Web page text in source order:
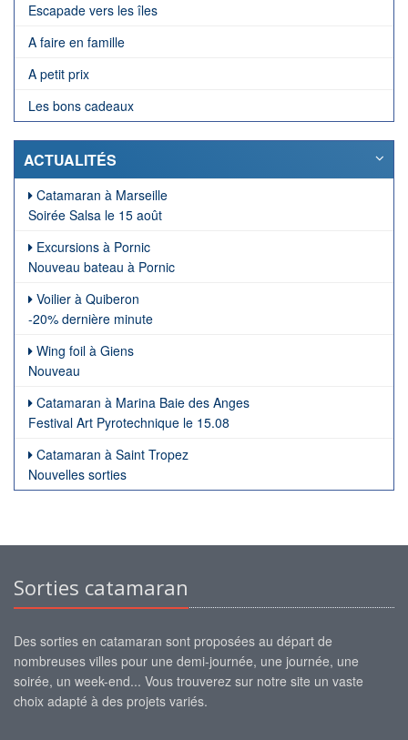
Escapade vers les îles
A faire en famille
A petit prix
Les bons cadeaux
ACTUALITÉS
Catamaran à Marseille
Soirée Salsa le 15 août
Excursions à Pornic
Nouveau bateau à Pornic
Voilier à Quiberon
-20% dernière minute
Wing foil à Giens
Nouveau
Catamaran à Marina Baie des Anges
Festival Art Pyrotechnique le 15.08
Catamaran à Saint Tropez
Nouvelles sorties
Sorties catamaran
Des sorties en catamaran sont proposées au départ de
nombreuses villes pour une demi-journée, une journée, une
soirée, un week-end... Vous trouverez sur notre site un vaste
choix adapté à des projets variés.